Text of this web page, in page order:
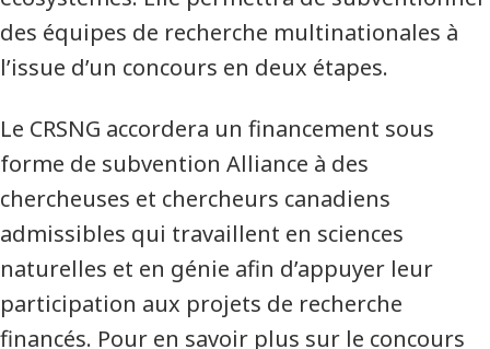
des équipes de recherche multinationales à
l’issue d’un concours en deux étapes.
Le CRSNG accordera un financement sous
forme de subvention Alliance à des
chercheuses et chercheurs canadiens
admissibles qui travaillent en sciences
naturelles et en génie afin d’appuyer leur
participation aux projets de recherche
financés. Pour en savoir plus sur le concours